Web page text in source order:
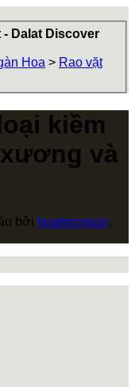
Dalat Discover
Hoa > Rao vặt
kiềm
và
bởi hoatrenngan,